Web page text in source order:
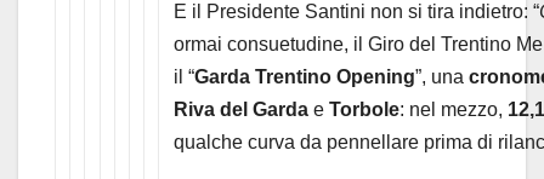
E il Presidente Santini non si tira indietro: “
ormai consuetudine, il Giro del Trentino
il “Garda Trentino Opening”, una
Riva del Gardae Torbole: nel mezzo,
qualche curva da pennellare prima di